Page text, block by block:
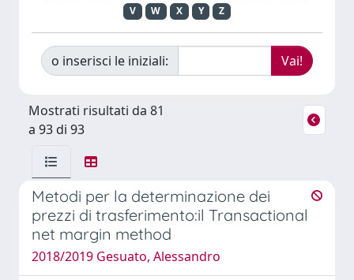
V
W X Y Z
o inserisci le iniziali:
Mostrati risultati da 81
a 93 di 93
Metodi per la determinazione dei
prezzi di trasferimento:il Transactional
net margin method
2018/2019 Gesuato, Alessandro